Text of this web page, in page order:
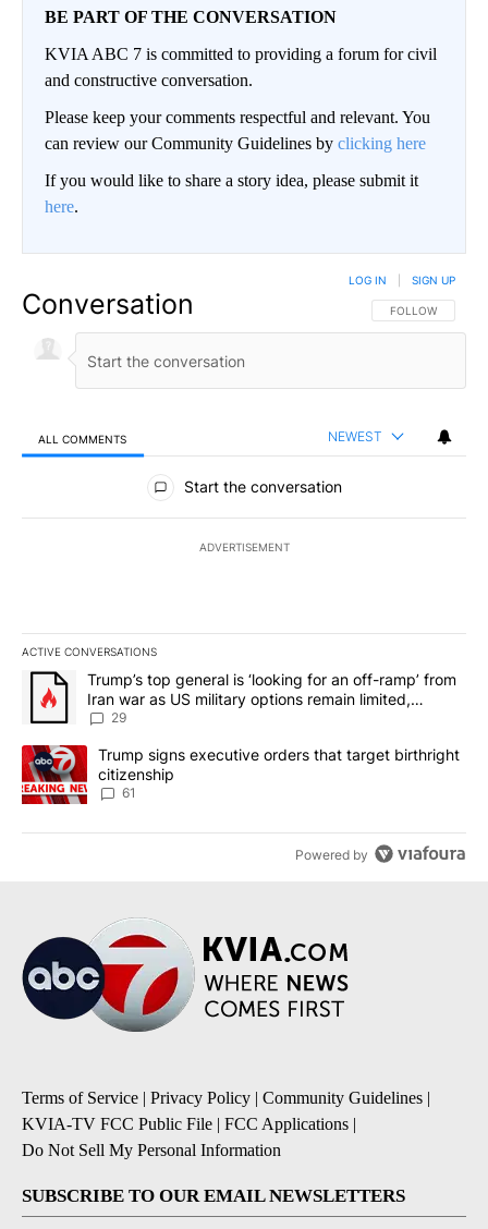
BE PART OF THE CONVERSATION
KVIA ABC 7 is committed to providing a forum for civil
and constructive conversation.
Please keep your comments respectful and relevant. You
can review our Community Guidelines by clicking here
If you would like to share a story idea, please submit it
here.
Conversation FOLLOW THIS
FOLLOW
LOG IN SIGN UP
ALL COMMENTS NEWEST
All Comments
Start the conversation
ADVERTISEMENT
ACTIVE CONVERSATIONS
The following is a list of the most commented articles in the last
A trending article titled "Trump’s top general is ‘looking for an
Trump’s top general is ‘looking for an off-ramp’ from
Iran war as US military options remain limited,
sources say
29
A trending article titled "Trump signs executive orders that
Trump signs executive orders that target birthright
citizenship
61
Powered by
Terms of Service | Privacy Policy | Community Guidelines |
KVIA-TV FCC Public File | FCC Applications |
Do Not Sell My Personal Information
SUBSCRIBE TO OUR EMAIL NEWSLETTERS